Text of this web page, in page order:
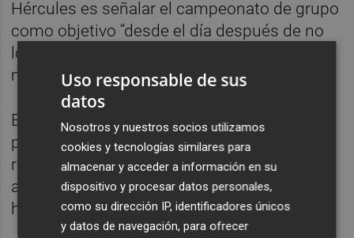
Hércules es señalar el campeonato de grupo
como objetivo “desde el día después de no
lograr el ascenso”. “Ese mensaje ha podido
mermar la confianza”, dijo.
El ex entrenador del Hércules, que vivía su
primera experiencia como máximo
responsable técnico, aseguró que no
abandona la entidad con la sensación de
haber fracasado.
Uso responsable de sus
datos
Nosotros y nuestros socios utilizamos
cookies y tecnologías similares para
almacenar y acceder a información en su
dispositivo y procesar datos personales,
como su dirección IP, identificadores únicos
y datos de navegación, para ofrecer